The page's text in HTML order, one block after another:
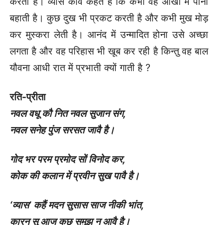
बहाती है। कुछ दुख भी प्रकट करती है और कभी मुख मोड़
कर मुस्करा लेती है। आनंद में उन्मादित होना उसे अच्छा
लगता है और वह परिहास भी खूब कर रही है किन्तु वह बाल
यौवना आधी रात में प्रभाती क्यों गाती है ?
रति-प्रीता
नवल वधू कौ नित नवल सुजान संग,
नवल सनेह पुंज सरसत जावै है।
गोद भर परम प्रमोद सों विनोद कर,
कोक की कलान में प्रवीन सुख पावै है।
‘व्यास’ कहैं मदन सुसास साज नीकी भांत,
कारन सु आज कछु समुझ न आवै है।